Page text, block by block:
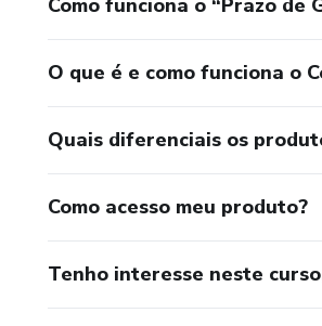
O que é e como funciona o
Quais diferenciais os
Como acesso meu produto?
Tenho interesse neste